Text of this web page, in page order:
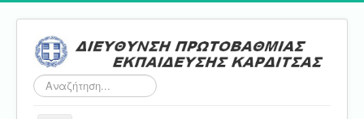
Αναζήτηση...